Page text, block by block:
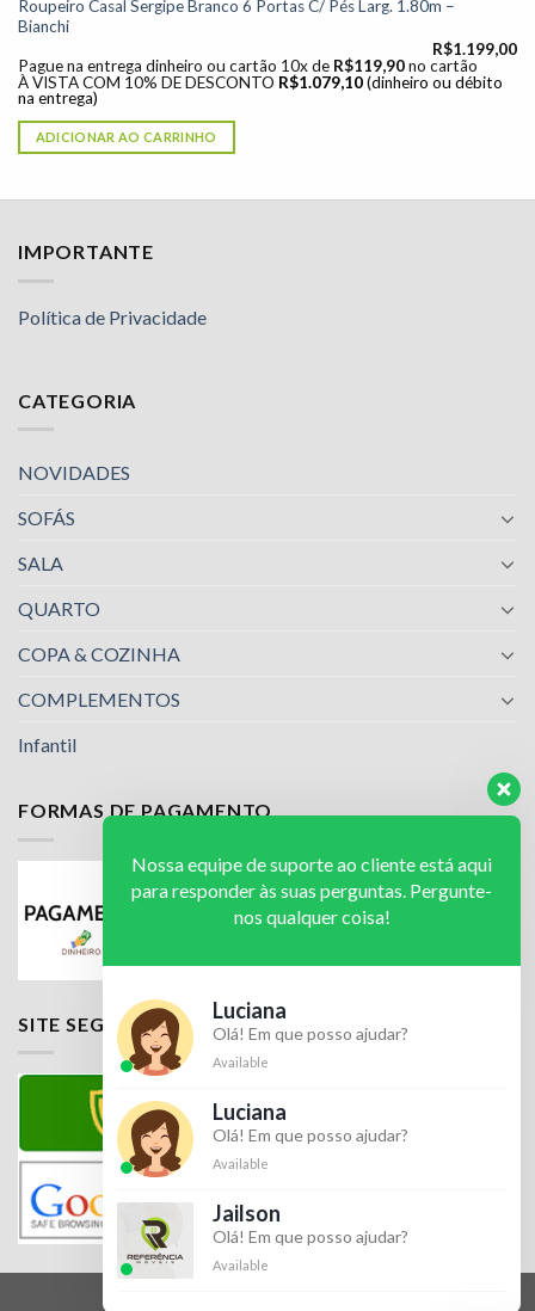
Roupeiro Casal Sergipe Branco 6 Portas C/ Pés Larg. 1.80m –
Bianchi
R$1.199,00
Pague na entrega dinheiro ou cartão 10x de R$119,90 no cartão
À VISTA COM 10% DE DESCONTO R$1.079,10 (dinheiro ou débito
na entrega)
ADICIONAR AO CARRINHO
IMPORTANTE
Política de Privacidade
CATEGORIA
NOVIDADES
SOFÁS
SALA
QUARTO
COPA & COZINHA
COMPLEMENTOS
Infantil
FORMAS DE PAGAMENTO
SITE SEGURO
Nossa equipe de suporte ao cliente está aqui
para responder às suas perguntas. Pergunte-
nos qualquer coisa!
Luciana
Olá! Em que posso ajudar?
Available
Luciana
Olá! Em que posso ajudar?
Available
Jailson
Olá! Em que posso ajudar?
Available